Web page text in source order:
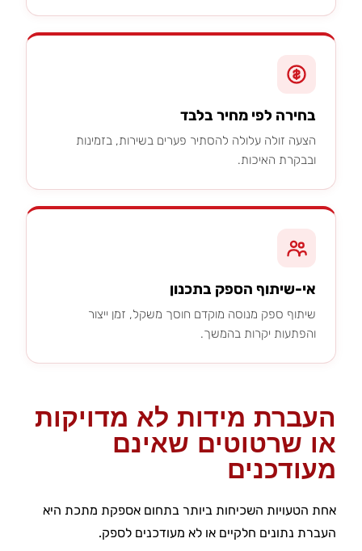
בחירה לפי מחיר בלבד
הצעה זולה עלולה להסתיר פערים בשירות, בזמינות
ובבקרת האיכות.
אי-שיתוף הספק בתכנון
שיתוף ספק מנוסה מוקדם חוסך משקל, זמן ייצור
והפתעות יקרות בהמשך.
העברת מידות לא מדויקות
או שרטוטים שאינם
מעודכנים
אחת הטעויות השכיחות ביותר בתחום אספקת מתכת היא
העברת נתונים חלקיים או לא מעודכנים לספק.